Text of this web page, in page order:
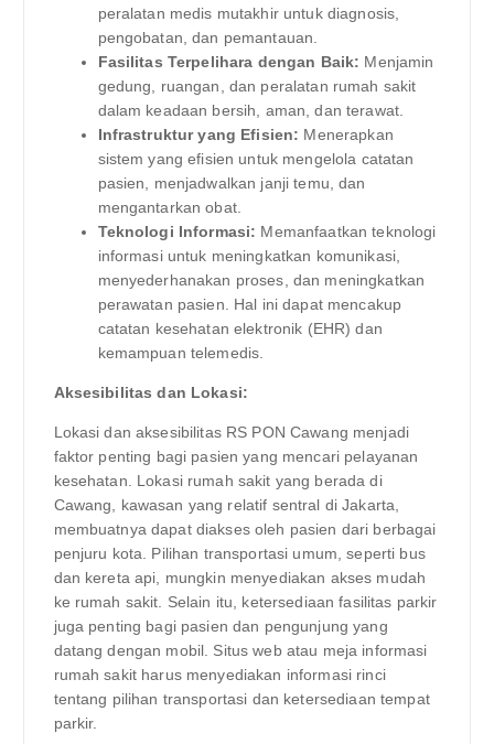
peralatan medis mutakhir untuk diagnosis,
pengobatan, dan pemantauan.
Fasilitas Terpelihara dengan Baik: Menjamin
gedung, ruangan, dan peralatan rumah sakit
dalam keadaan bersih, aman, dan terawat.
Infrastruktur yang Efisien: Menerapkan
sistem yang efisien untuk mengelola catatan
pasien, menjadwalkan janji temu, dan
mengantarkan obat.
Teknologi Informasi: Memanfaatkan teknologi
informasi untuk meningkatkan komunikasi,
menyederhanakan proses, dan meningkatkan
perawatan pasien. Hal ini dapat mencakup
catatan kesehatan elektronik (EHR) dan
kemampuan telemedis.
Aksesibilitas dan Lokasi:
Lokasi dan aksesibilitas RS PON Cawang menjadi
faktor penting bagi pasien yang mencari pelayanan
kesehatan. Lokasi rumah sakit yang berada di
Cawang, kawasan yang relatif sentral di Jakarta,
membuatnya dapat diakses oleh pasien dari berbagai
penjuru kota. Pilihan transportasi umum, seperti bus
dan kereta api, mungkin menyediakan akses mudah
ke rumah sakit. Selain itu, ketersediaan fasilitas parkir
juga penting bagi pasien dan pengunjung yang
datang dengan mobil. Situs web atau meja informasi
rumah sakit harus menyediakan informasi rinci
tentang pilihan transportasi dan ketersediaan tempat
parkir.